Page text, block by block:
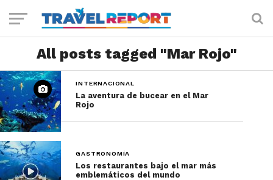
All posts tagged "Mar Rojo"
INTERNACIONAL
La aventura de bucear en el Mar
Rojo
GASTRONOMÍA
Los restaurantes bajo el mar más
emblemáticos del mundo